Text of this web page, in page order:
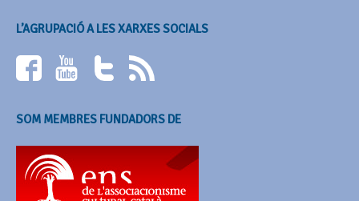
L’AGRUPACIÓ A LES XARXES SOCIALS
SOM MEMBRES FUNDADORS DE